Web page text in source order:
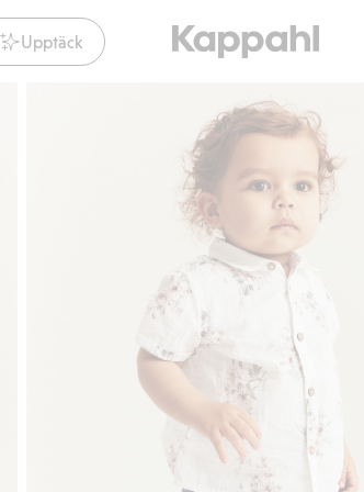
Upptäck
Gratis fraktalternativ